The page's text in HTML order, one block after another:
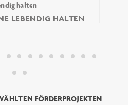
halten
LEBENDIG HALTEN
FÖRDERPROJEKTEN